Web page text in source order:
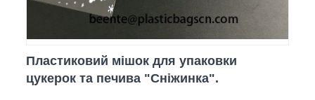
Пластиковий мішок для упаковки
цукерок та печива "Сніжинка".